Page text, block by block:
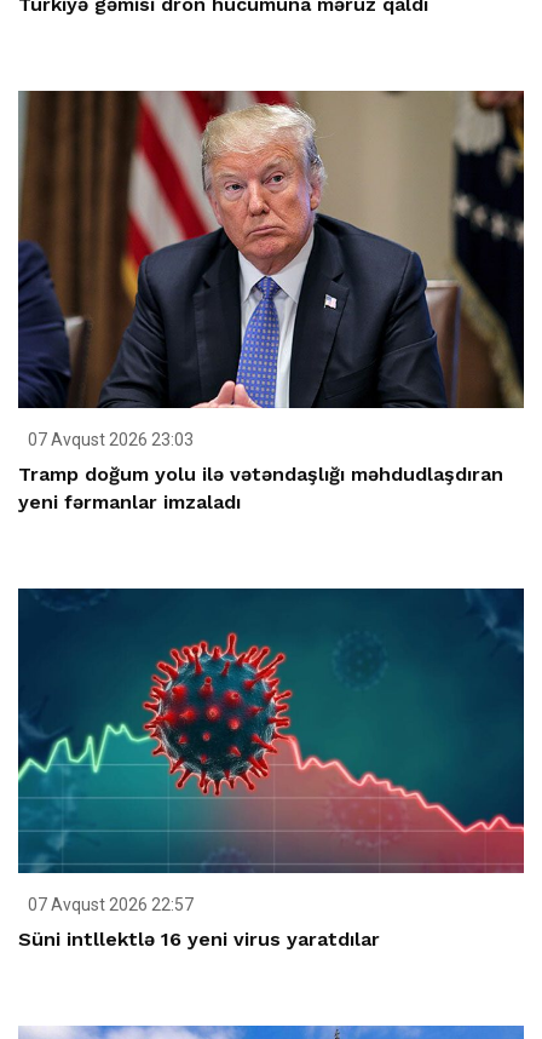
07 Avqust 2026 23:03
Tramp doğum yolu ilə vətəndaşlığı məhdudlaşdıran
yeni fərmanlar imzaladı
07 Avqust 2026 22:57
Süni intllektlə 16 yeni virus yaratdılar